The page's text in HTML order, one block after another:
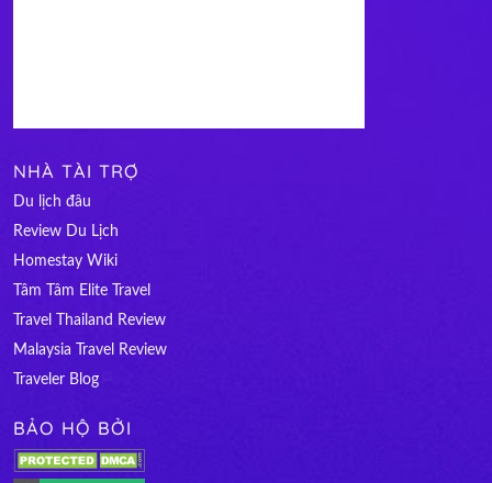
NHÀ TÀI TRỢ
Du lịch đâu
Review Du Lịch
Homestay Wiki
Tâm Tâm Elite Travel
Travel Thailand Review
Malaysia Travel Review
Traveler Blog
BẢO HỘ BỞI